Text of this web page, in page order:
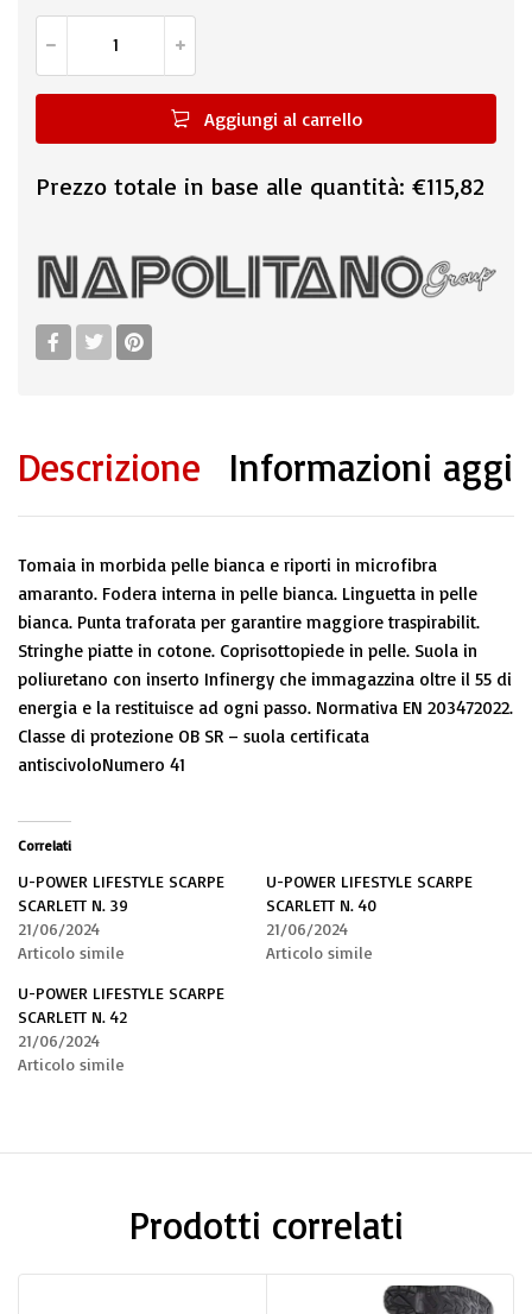
Aggiungi al carrello
Prezzo totale in base alle quantità: €115,82
Descrizione Informazioni
Tomaia in morbida pelle bianca e riporti in microfibra
amaranto. Fodera interna in pelle bianca. Linguetta in pelle
bianca. Punta traforata per garantire maggiore traspirabilit.
Stringhe piatte in cotone. Coprisottopiede in pelle. Suola in
poliuretano con inserto Infinergy che immagazzina oltre il 55 di
energia e la restituisce ad ogni passo. Normativa EN 203472022.
Classe di protezione OB SR – suola certificata
antiscivoloNumero 41
Correlati
U-POWER LIFESTYLE SCARPE
SCARLETT N. 39
21/06/2024
Articolo simile
U-POWER LIFESTYLE SCARPE
SCARLETT N. 40
21/06/2024
Articolo simile
U-POWER LIFESTYLE SCARPE
SCARLETT N. 42
21/06/2024
Articolo simile
Prodotti correlati